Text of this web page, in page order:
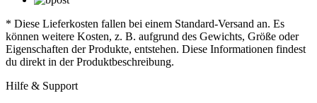
* Diese Lieferkosten fallen bei einem Standard-Versand an. Es
können weitere Kosten, z. B. aufgrund des Gewichts, Größe oder
Eigenschaften der Produkte, entstehen. Diese Informationen findest
du direkt in der Produktbeschreibung.
Hilfe & Support